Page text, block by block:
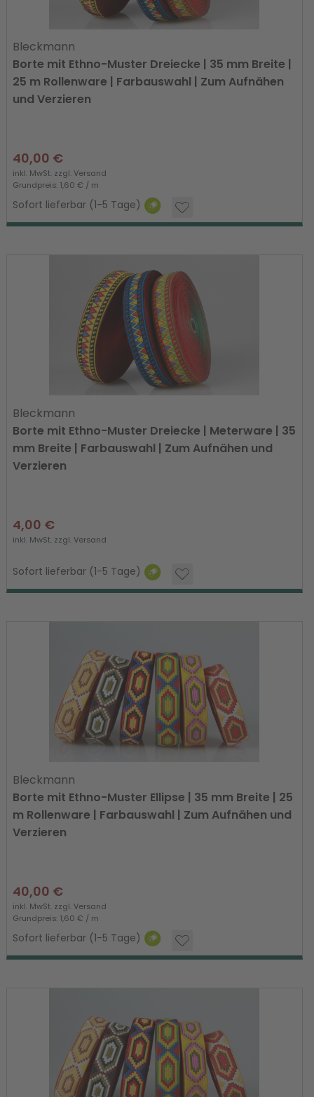
Bleckmann
Borte mit Ethno-Muster Dreiecke | 35 mm Breite |
25 m Rollenware | Farbauswahl | Zum Aufnähen
und Verzieren
40,00 €
inkl. MwSt. zzgl.Versand
Grundpreis: 1,60 € / m
Sofort lieferbar (1-5 Tage)
Bleckmann
Borte mit Ethno-Muster Dreiecke | Meterware | 35
mm Breite | Farbauswahl | Zum Aufnähen und
Verzieren
4,00 €
inkl. MwSt. zzgl.Versand
Sofort lieferbar (1-5 Tage)
Bleckmann
Borte mit Ethno-Muster Ellipse | 35 mm Breite | 25
m Rollenware | Farbauswahl | Zum Aufnähen und
Verzieren
40,00 €
inkl. MwSt. zzgl.Versand
Grundpreis: 1,60 € / m
Sofort lieferbar (1-5 Tage)